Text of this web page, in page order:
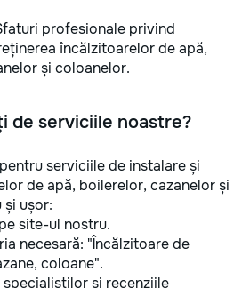
profesionale privind
încălzitoarelor de apă,
și coloanelor.
de serviciile noastre?
serviciile de instalare și
de apă, boilerelor, cazanelor și
ușor:
site-ul nostru.
necesară: "Încălzitoare de
coloane".
și recenziile